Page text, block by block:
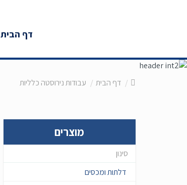
דף הבית
דף הבית עבודות נירוסטה כלליות
מוצרים
דלתות ומכסים